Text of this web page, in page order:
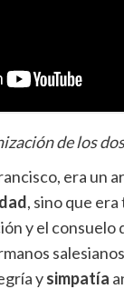
de los
era un
, sino que
y el
ysimpatía